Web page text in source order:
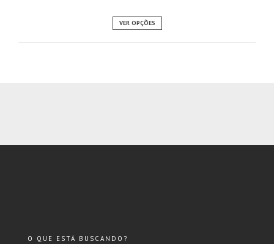
VER OPÇÕES
O QUE ESTÁ BUSCANDO?